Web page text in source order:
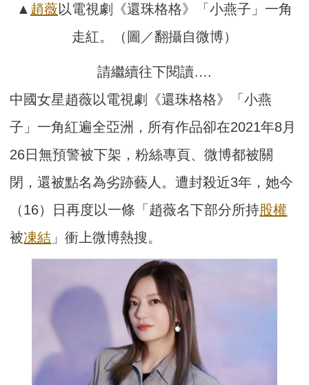
▲ 趙薇以電視劇《還珠格格》「小燕子」一角
走紅。（圖／翻攝自微博）
請繼續往下閱讀….
中國女星趙薇以電視劇《還珠格格》「小燕
子」一角紅遍全亞洲，所有作品卻在2021年8月
26日無預警被下架，粉絲專頁、微博都被關
閉，還被點名為劣跡藝人。遭封殺近3年，她今
（16）日再度以一條「趙薇名下部分所持股權
被凍結 」衝上微博熱搜。